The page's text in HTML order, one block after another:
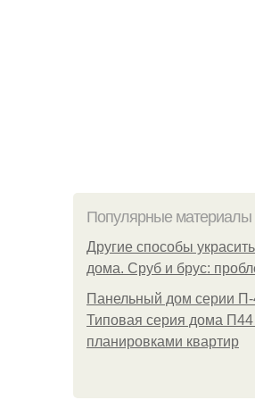
Популярные материалы
Другие способы
дома. Сруб и брус:
Панельный дом серии П-
Типовая серия дома П44
планировками квартир